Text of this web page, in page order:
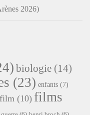
2026)
biologie (14)
(23) enfants (7)
film (10) films